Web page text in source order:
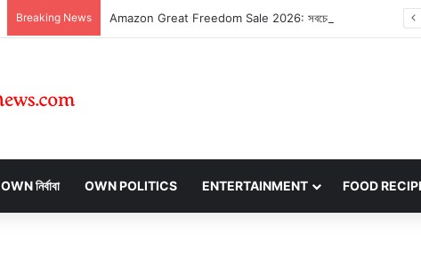
Breaking News
OWN নির্বাবা OWN POLITICS ENTERTAINMENT FOOD